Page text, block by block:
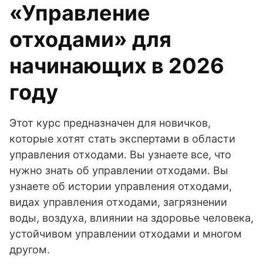
«Управление
отходами» для
начинающих в 2026
году
Этот курс предназначен для новичков,
которые хотят стать экспертами в области
управления отходами. Вы узнаете все, что
нужно знать об управлении отходами. Вы
узнаете об истории управления отходами,
видах управления отходами, загрязнении
воды, воздуха, влиянии на здоровье человека,
устойчивом управлении отходами и многом
другом.